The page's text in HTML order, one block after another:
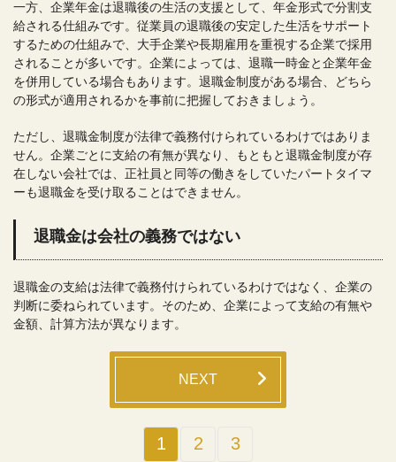
一方、企業年金は退職後の生活の支援として、年金形式で分割支
給される仕組みです。従業員の退職後の安定した生活をサポート
するための仕組みで、大手企業や長期雇用を重視する企業で採用
されることが多いです。企業によっては、退職一時金と企業年金
を併用している場合もあります。退職金制度がある場合、どちら
の形式が適用されるかを事前に把握しておきましょう。
ただし、退職金制度が法律で義務付けられているわけではありま
せん。企業ごとに支給の有無が異なり、もともと退職金制度が存
在しない会社では、正社員と同等の働きをしていたパートタイマ
ーも退職金を受け取ることはできません。
退職金は会社の義務ではない
退職金の支給は法律で義務付けられているわけではなく、企業の
判断に委ねられています。そのため、企業によって支給の有無や
金額、計算方法が異なります。
NEXT
1 2 3